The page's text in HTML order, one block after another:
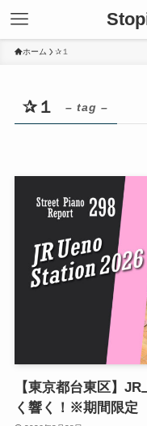
ホーム ✰１
✰１ – tag –
【東京都台東区】
く響く！※期間限定